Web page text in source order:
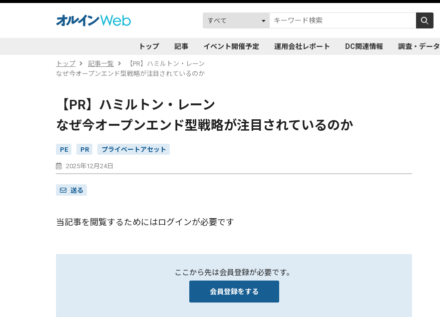
トップ 記事 イベント開催予定 運用会社レポート DC関連情報 調査・データ
トップ 記事一覧
【PR】ハミルトン・レーン
なぜ今オープンエンド型戦略が注目されているのか
【PR】ハミルトン・レーン
なぜ今オープンエンド型戦略が注目されているのか
PE PR プライベートアセット
2025年12月24日
送る
当記事を閲覧するためにはログインが必要です
ここから先は会員登録が必要です。
会員登録をする